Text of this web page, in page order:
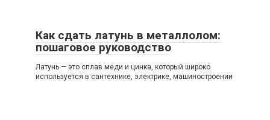
Как сдать латунь в металлолом:
пошаговое руководство
Латунь — это сплав меди и цинка, который широко
используется в сантехнике, электрике, машиностроении